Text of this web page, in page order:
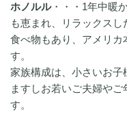
ホノルル・・・1年中暖
も恵まれ、リラックスし
食べ物もあり、アメリカ
す。
家族構成は、小さいお子
ますしお若いご夫婦や
す。